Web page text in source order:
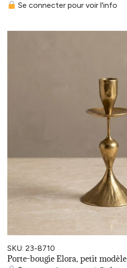
Se connecter pour voir l'info
SKU: 23-8710
Porte-bougie Elora, petit modèle